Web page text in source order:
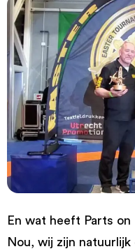
En wat heeft Parts
Nou, wij zijn